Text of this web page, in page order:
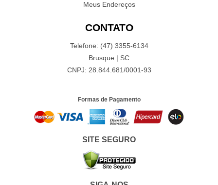
Meus Endereços
CONTATO
Telefone: (47) 3355-6134
Brusque | SC
CNPJ: 28.844.681/0001-93
Formas de Pagamento
SITE SEGURO